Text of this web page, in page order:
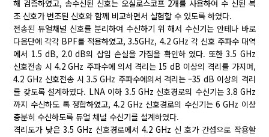
해 검증하였고, 송수신된 신호는 오실로스코프 2개를 사용하여 수 신된 복
조 신호가 변조된 신호와 함께 비교하면서 실험할 수 있도록 하였다.
전송된 듀얼채널 신호를 분리하여 수신하기 위 해서 수신기는 안테나 바로
다음단에 각각 BPF를 적용하였고, 3.5GHz, 4.2 GHz 각 신호 주파수 대역
에서 1.5 dB, 2.0 dB의 삽입 손실을 가짐을 확인하 였다. 또한 3.5 GHz
신호전송 시 4.2 GHz 주파수에 의서 격리는 15 dB 이상의 격리를 가지며,
4.2 GHz 신호전송 시 3.5 GHz 주파수에의서 격리는 –35 dB 이상의 격리
를 갖도록 설계하였다. LNA 이하 3.5 GHz 신호경로의 수신기는 3.8 GHz
까지 수신하도 록 정합하였고, 4.2 GHz 신호경로의 수신기는 6 GHz 이상
충분히 수신하도록 듀얼 채널 수신기를 설계하였다.
격리도가 낮은 3.5 GHz 신호경로에서 4.2 GHz 신 호가 간섭으로 작용할